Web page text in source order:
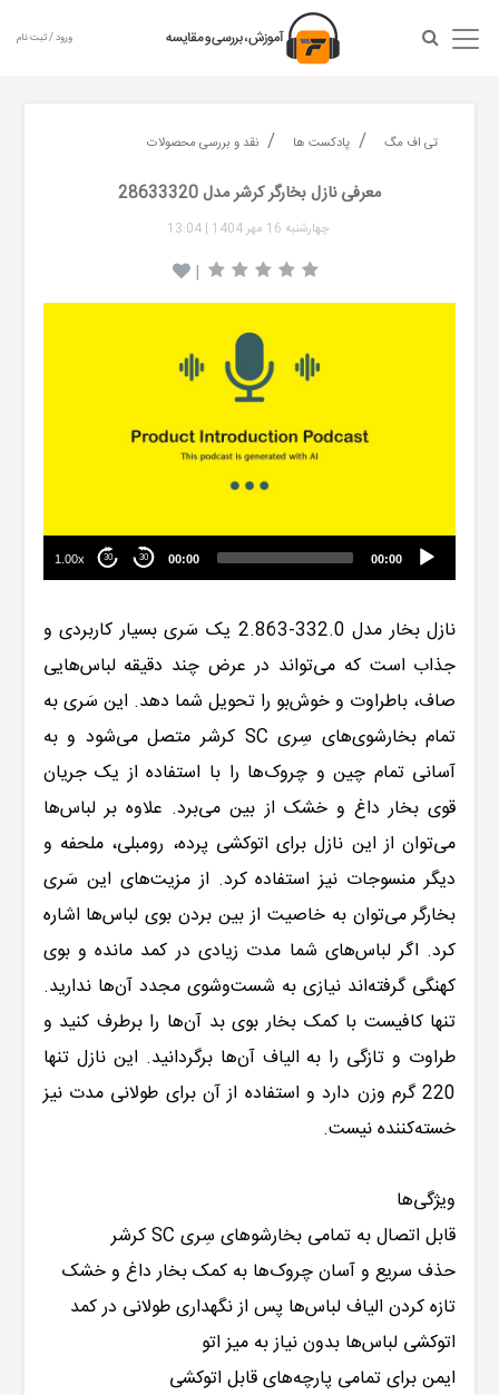
ورود / ثبت نام
تی اف مگ پادکست ها نقد و بررسی محصولات
معرفی نازل بخار‌گر کرشر مدل 28633320
چهارشنبه 16 مهر 1404 |
13:04
|
00:00
00:00
30
30
1.00x
نازل بخار مدل 332.0-2.863
یک سَری بسیار کاربردی و
جذاب است که می‌تواند در عرض چند دقیقه لباس‌هایی
صاف، با‌طراوت و خوش‌بو را تحویل شما دهد. این سَری به
تمام بخار‌شو‌ی‌های سِری SC
کرشر متصل می‌شود و به
آسانی تمام چین و چروک‌ها را با استفاده از یک جریان
قوی بخار داغ و خشک از بین می‌برد. علاوه بر لباس‌ها
می‌توان از این نازل برای اتوکشی پرده، رومبلی، ملحفه و
دیگر منسوجات نیز استفاده کرد. از مزیت‌های این سَری
بخار‌گر می‌توان به خاصیت از بین بردن بوی لباس‌ها اشاره
کرد. اگر لباس‌های شما مدت زیادی در کمد مانده و بوی
کهنگی گرفته‌اند نیازی به شست‌و‌شوی مجدد آن‌ها ندارید.
تنها کافیست با کمک بخار بوی بد آن‌‌‌ها را برطرف کنید و
طراوت و تازگی را به الیاف آن‌ها برگردانید. این نازل تنها
220 گرم وزن دارد و استفاده از آن برای طولانی مدت نیز
خسته‌کننده نیست.
ویژگی‌ها
قابل اتصال به تمامی بخارشوهای سِری SC کرشر
حذف سریع و آسان چروک‌ها به کمک بخار داغ و خشک
تازه کردن الیاف لباس‌ها پس از نگهداری طولانی در کمد
اتوکشی لباس‌ها بدون نیاز به میز اتو
ایمن برای تمامی پارچه‌های قابل اتو‌کشی